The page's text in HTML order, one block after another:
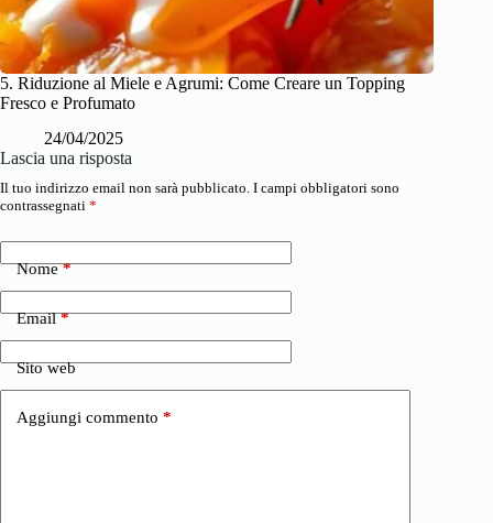
5. Riduzione al Miele e Agrumi: Come Creare un Topping
Fresco e Profumato
24/04/2025
Lascia una risposta
Il tuo indirizzo email non sarà pubblicato. I campi obbligatori sono
contrassegnati *
Nome*
Email*
Sito web
Aggiungi commento *